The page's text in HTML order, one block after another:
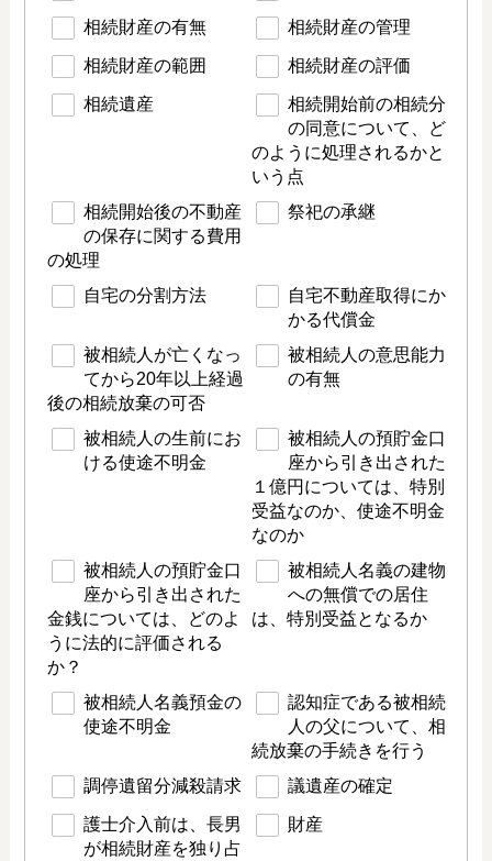
相続財産の有無 相続財産の管理
相続財産の範囲 相続財産の評価
相続遺産
相続開始前の相続分
の同意について、ど
のように処理されるかと
いう点
相続開始後の不動産
の保存に関する費用
の処理
祭祀の承継
自宅の分割方法
自宅不動産取得にか
かる代償金
被相続人が亡くなっ
てから20年以上経過
後の相続放棄の可否
被相続人の意思能力
の有無
被相続人の生前にお
ける使途不明金
被相続人の預貯金口
座から引き出された
１億円については、特別
受益なのか、使途不明金
なのか
被相続人の預貯金口
座から引き出された
金銭については、どのよ
うに法的に評価される
か？
被相続人名義の建物
への無償での居住
は、特別受益となるか
被相続人名義預金の
使途不明金
認知症である被相続
人の父について、相
続放棄の手続きを行う
調停遺留分減殺請求
議遺産の確定
護士介入前は、長男
が相続財産を独り占
財産